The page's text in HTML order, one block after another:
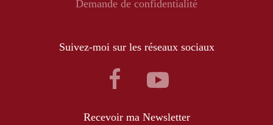
Demande de confidentialité
Suivez-moi sur les réseaux sociaux
Recevoir ma Newsletter